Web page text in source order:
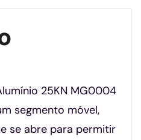
25KN MG0004
segmento móvel,
se abre para permitir